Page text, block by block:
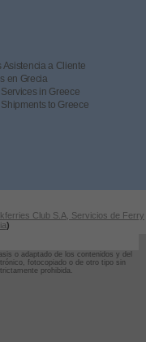
Asistencia a Cliente
en Grecia
in Greece
to Greece
Club S.A, Servicios de Ferry
)
o adaptado de los contenidos y del
fotocopiado o de otro tipo sin
prohibida.